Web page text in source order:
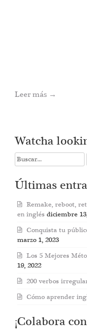
Leer más →
Watcha
Search
for:
Últimas
Remake, reboot,
en inglés diciembre
Conquista tu
marzo 1, 2023
Los 5 Mejores
19, 2022
200 verbos
Cómo aprender
¡Colabora